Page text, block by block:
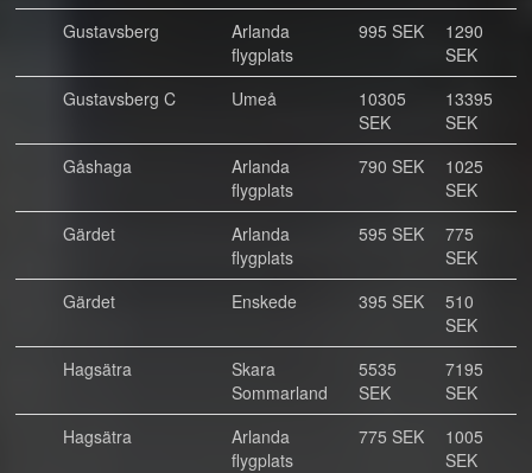
Gustavsberg
Arlanda
flygplats
995 SEK
1290
SEK
Gustavsberg C
Umeå
10305
SEK
13395
SEK
Gåshaga
Arlanda
flygplats
790 SEK
1025
SEK
Gärdet
Arlanda
flygplats
595 SEK
775
SEK
Gärdet
Enskede 395 SEK
510
SEK
Hagsätra
Skara
Sommarland
5535
SEK
7195
SEK
Hagsätra
Arlanda
flygplats
775 SEK
1005
SEK